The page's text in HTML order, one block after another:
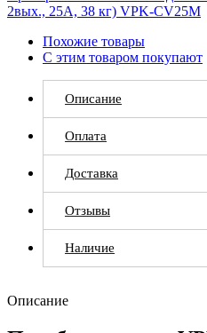
2вых., 25A, 38 кг) VPK-CV25M
Похожие товары
С этим товаром покупают
Описание
Оплата
Доставка
Отзывы
Наличие
Описание